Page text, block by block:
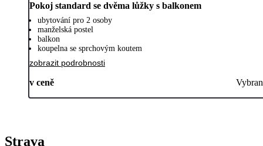
Pokoj standard se dvěma lůžky s balkonem
ubytování pro 2 osoby
manželská postel
balkon
koupelna se sprchovým koutem
zobrazit podrobnosti
v ceně
Strava